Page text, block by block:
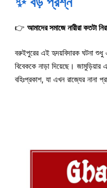
👉 আমাদের সমাজে নারীরা কতটা
বরুইপুরের এই হৃদয়বিদারক ঘটনা
বিবেককে নাড়া দিয়েছে।
বহিঃপ্রকাশ, যা এখন রাজ্যের নানা